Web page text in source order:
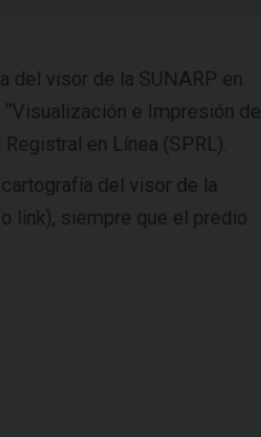
del visor de la SUNARP en
e Impresión de
en Línea (SPRL).
del visor de la
link), siempre que el predio